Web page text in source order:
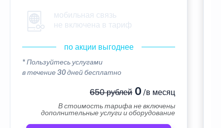
мобильная связь
не включена в тариф
по акции выгоднее
* Пользуйтесь услугами
в течение 30 дней бесплатно
650 рублей0 /в месяц
В стоимость тарифа не включены
дополнительные услуги и оборудование